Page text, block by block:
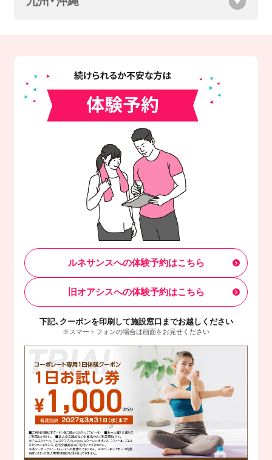
ルネサンスへの体験予約はこちら
旧オアシスへの体験予約はこちら
下記、クーポンを印刷して施設窓口までお越しください
※スマートフォンの場合は画面をお見せください